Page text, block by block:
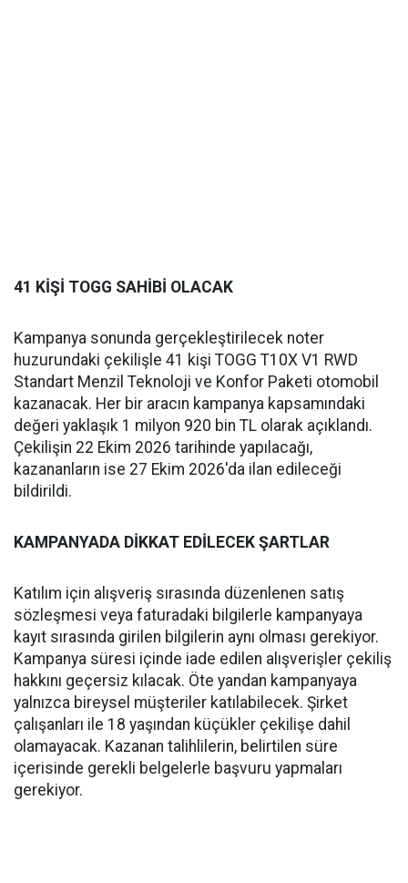
41 KİŞİ TOGG SAHİBİ OLACAK
Kampanya sonunda gerçekleştirilecek noter
huzurundaki çekilişle 41 kişi TOGG T10X V1 RWD
Standart Menzil Teknoloji ve Konfor Paketi otomobil
kazanacak. Her bir aracın kampanya kapsamındaki
değeri yaklaşık 1 milyon 920 bin TL olarak açıklandı.
Çekilişin 22 Ekim 2026 tarihinde yapılacağı,
kazananların ise 27 Ekim 2026'da ilan edileceği
bildirildi.
KAMPANYADA DİKKAT EDİLECEK ŞARTLAR
Katılım için alışveriş sırasında düzenlenen satış
sözleşmesi veya faturadaki bilgilerle kampanyaya
kayıt sırasında girilen bilgilerin aynı olması gerekiyor.
Kampanya süresi içinde iade edilen alışverişler çekiliş
hakkını geçersiz kılacak. Öte yandan kampanyaya
yalnızca bireysel müşteriler katılabilecek. Şirket
çalışanları ile 18 yaşından küçükler çekilişe dahil
olamayacak. Kazanan talihlilerin, belirtilen süre
içerisinde gerekli belgelerle başvuru yapmaları
gerekiyor.